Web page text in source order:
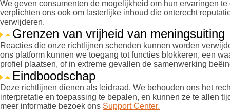
We geven consumenten de mogelijkheid om hun ervaringen te
verplichten ons ook om lasterlijke inhoud die onterecht
verwijderen.
Grenzen van vrijheid van meningsuiting
Reacties die onze richtlijnen schenden kunnen worden
ons platform kunnen we toegang tot functies blokkeren, een
profiel plaatsen, of in extreme gevallen de samenwerking
Eindboodschap
Deze richtlijnen dienen als leidraad. We behouden ons het
interpretatie en toepassing te bepalen, en kunnen ze te allen
meer informatie bezoek ons Support Center.